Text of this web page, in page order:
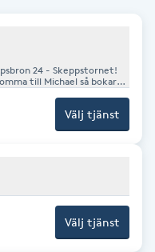
24 - Skeppstornet!
till Michael så bokar
Välj tjänst
Välj tjänst